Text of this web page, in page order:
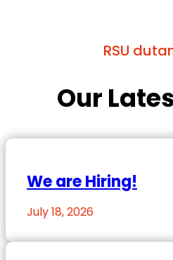
RSU
Our
We are Hiring!
July 18, 2026